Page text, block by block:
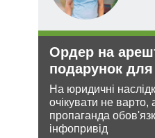
Ордер на
подарунок
На юридичні
очікувати не варто,
пропаганда
інфопривід